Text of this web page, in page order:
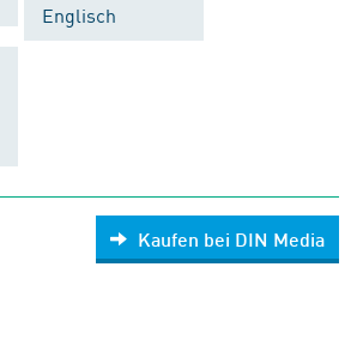
Englisch
Kaufen bei DIN Media